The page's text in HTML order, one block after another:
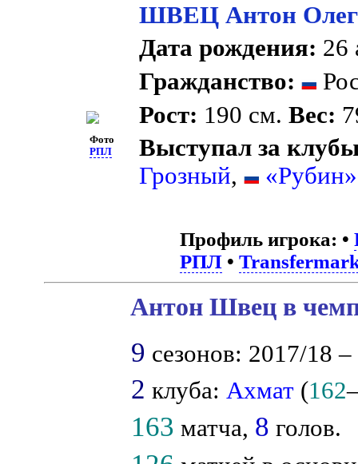
Фото
РПЛ
ШВЕЦ Антон
Дата рождения: 26
Гражданство:
Рост: 190 см.Вес:
Выступал за
Грозный,
Профиль игрока: •
РПЛ•
Антон Швец в
9 сезонов: 2017/18
2 клуба:Ахмат (162
163 матча, 8 голов.